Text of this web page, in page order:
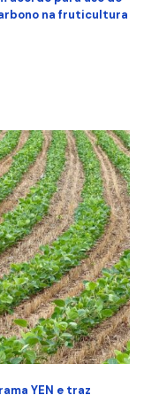
na fruticultura
YEN e traz